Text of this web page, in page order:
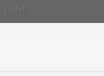
(vide)